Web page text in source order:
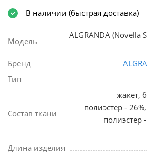
В наличии (быстрая доставка)
Модель
ALGRANDA (Novella
Бренд
Тип
Состав ткани
жакет,
полиэстер -
полиэстер
Длина изделия